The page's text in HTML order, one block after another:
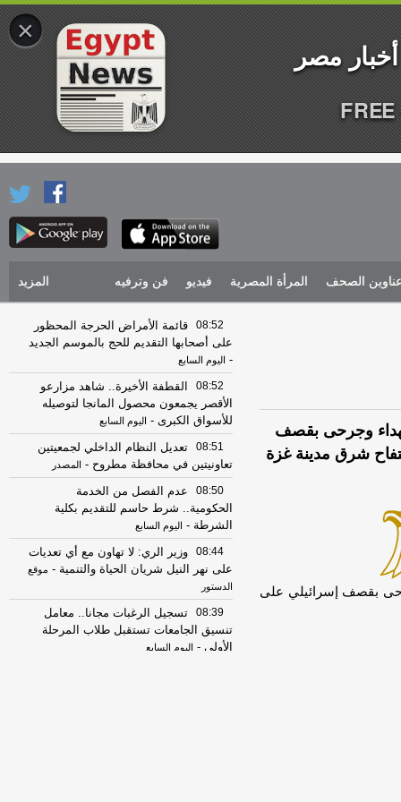
الصحف المرأة المصرية فيديو فن وترفيه المزيد
وجرحى بقصف
شرق مدينة غزة
بقصف إسرائيلي على
08:52
قائمة الأمراض الحرجة المحظور
على أصحابها التقديم للحج بالموسم الجديد
-
اليوم السابع
08:52
القطفة الأخيرة.. شاهد مزارعو
الأقصر يجمعون محصول المانجا لتوصيله
للأسواق الكبرى - اليوم السابع
08:51
تعديل النظام الداخلي لجمعيتين
تعاونيتين في محافظة مطروح - المصدر
08:50
عدم الفصل من الخدمة
الحكومية.. شرط حاسم للتقديم بكلية
الشرطة - اليوم السابع
08:44
وزير الري: لا تهاون مع أي تعديات
على نهر النيل شريان الحياة والتنمية - موقع
الدستور
08:39
تسجيل الرغبات مجانا.. معامل
تنسيق الجامعات تستقبل طلاب المرحلة
الأولى - اليوم السابع
×